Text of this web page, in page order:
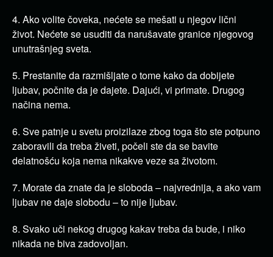
4. Ako volite čoveka, nećete se mešati u njegov lični
život. Nećete se usuditi da narušavate granice njegovog
unutrašnjeg sveta.
5. Prestanite da razmišljate o tome kako da dobijete
ljubav, počnite da je dajete. Dajući, vi primate. Drugog
načina nema.
6. Sve patnje u svetu proizilaze zbog toga što ste potpuno
zaboravili da treba živeti, počeli ste da se bavite
delatnošću koja nema nikakve veze sa životom.
7. Morate da znate da je sloboda – najvrednija, a ako vam
ljubav ne daje slobodu – to nije ljubav.
8. Svako uči nekog drugog kakav treba da bude, i niko
nikada ne biva zadovoljan.